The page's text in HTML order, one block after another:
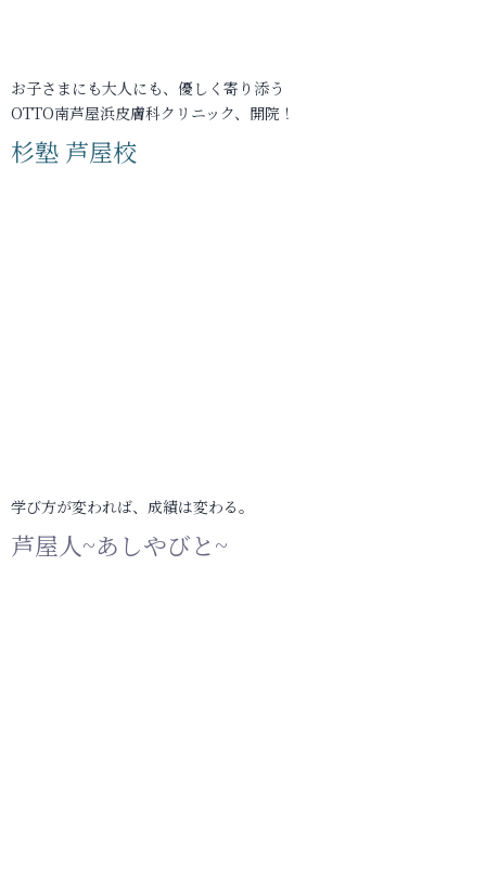
お子さまにも大人にも、優しく寄り添う
OTTO南芦屋浜皮膚科クリニック、開院！
杉塾 芦屋校
学び方が変われば、成績は変わる。
芦屋人~あしやびと~